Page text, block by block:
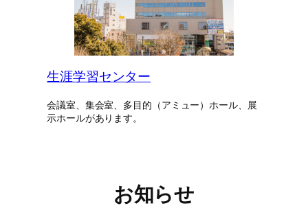
生涯学習センター
会議室、集会室、多目的（アミュー）ホール、展
示ホールがあります。
お知らせ